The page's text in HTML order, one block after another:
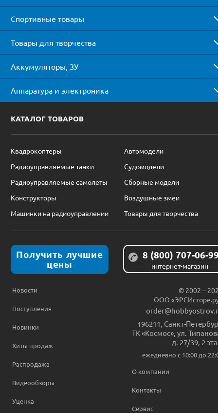
Спортивные товары
Товары для творчества
Аккумуляторы, ЗУ
Аппаратура и электроника
КАТАЛОГ ТОВАРОВ
Квадрокоптеры
Автомодели
Радиоуправляемые танки
Судомодели
Радиоуправляемые самолеты
Сборные модели
Конструкторы
Воздушные змеи
Машинки на радиоуправлении
Товары для творчества
Получить лучшие
цены
8 (800) 707-06-
интернет-магазин
Новости
Поступления
Новинки
Хиты продаж
Распродажа
Видеообзоры
Уценка
© 2002 –
ООО
196211 Санкт-
ТК «Космос», ул.
д. 27/39, 2
ежедневно c 10:00 до
О компании
Контакты
Сервис